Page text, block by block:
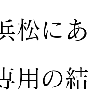
松にあ
用の結